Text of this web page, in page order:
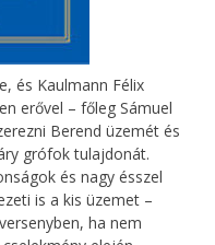
és Kaulmann Félix
erővel – főleg Sámuel
Berend üzemét és
grófok tulajdonát.
és nagy ésszel
is a kis üzemet –
ha nem